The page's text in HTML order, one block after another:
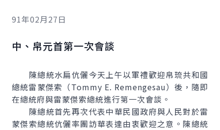
91年02月27日
中、帛元首第一次會談
陳總統水扁伉儷今天上午以軍禮歡迎帛琉共和國
總統雷蒙傑索（Tommy E. Remengesau）後，隨即
在總統府與雷蒙傑索總統進行第一次會談。
陳總統首先再次代表中華民國政府與人民對於雷
蒙傑索總統伉儷率團訪華表達由衷歡迎之意。陳總統